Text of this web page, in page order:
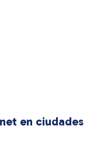
en ciudades